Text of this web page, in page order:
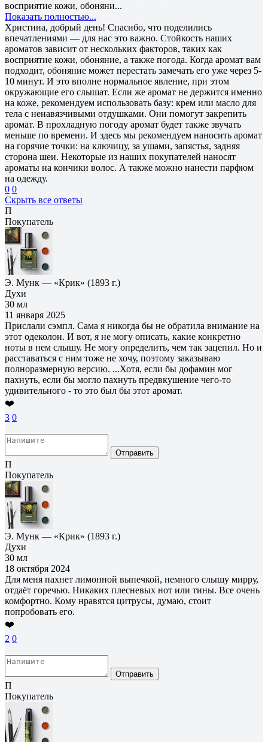
восприятие кожи, обоняни...
Показать полностью...
Христина, добрый день! Спасибо, что поделились
впечатлениями — для нас это важно. Стойкость наших
ароматов зависит от нескольких факторов, таких как
восприятие кожи, обоняние, а также погода. Когда аромат вам
подходит, обоняние может перестать замечать его уже через 5-
10 минут. И это вполне нормальное явление, при этом
окружающие его слышат. Если же аромат не держится именно
на коже, рекомендуем использовать базу: крем или масло для
тела с ненавязчивыми отдушками. Они помогут закрепить
аромат. В прохладную погоду аромат будет также звучать
меньше по времени. И здесь мы рекомендуем наносить аромат
на горячие точки: на ключицу, за ушами, запястья, задняя
сторона шеи. Некоторые из наших покупателей наносят
ароматы на кончики волос. А также можно нанести парфюм
на одежду.
0 0
Скрыть все ответы
П
Покупатель
Э. Мунк — «Крик» (1893 г.)
Духи
30 мл
11 января 2025
Прислали сэмпл. Сама я никогда бы не обратила внимание на
этот одеколон. И вот, я не могу описать, какие конкретно
ноты в нем слышу. Не могу определить, чем так зацепил. Но и
расставаться с ним тоже не хочу, поэтому заказываю
полноразмерную версию. ...Хотя, если бы дофамин мог
пахнуть, если бы могло пахнуть предвкушение чего-то
удивительного - то это был бы этот аромат.
❤️
3 0
Отправить
П
Покупатель
Э. Мунк — «Крик» (1893 г.)
Духи
30 мл
18 октября 2024
Для меня пахнет лимонной выпечкой, немного слышу мирру,
отдаёт горечью. Никаких плесневых нот или тины. Все очень
комфортно. Кому нравятся цитрусы, думаю, стоит
попробовать его.
❤️
2 0
Отправить
П
Покупатель